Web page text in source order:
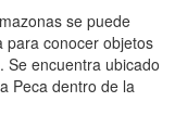
se puede
para conocer objetos
Se encuentra ubicado
Peca dentro de la